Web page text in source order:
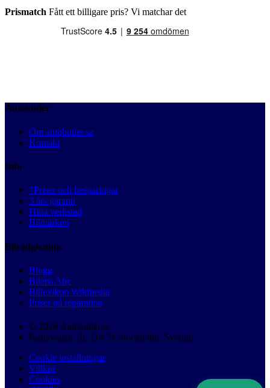
Prismatch Fått ett billigare pris? Vi matchar det
Autobutler
Om autobutler.se
Kontakt
Info
*Priser och besparingar
3 års garanti
Hitta verkstad
Bilmärken
Bilrådgivning
Blogg
Bilens Abc
Billexikon Wikipedia
Priser på reparation
© 2026 Autobutler.se
Karlavägen 18, 114 31 Stockholm, Sverige
Cookie inställningar
Villkor
Cookies